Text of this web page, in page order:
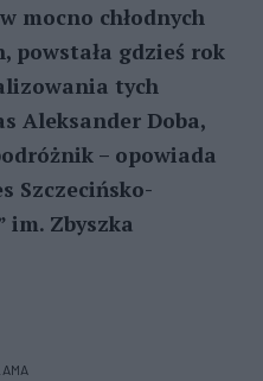
mocno chłodnych
powstała gdzieś rok
tych
Aleksander Doba,
– opowiada
Szczecińsko-
im. Zbyszka